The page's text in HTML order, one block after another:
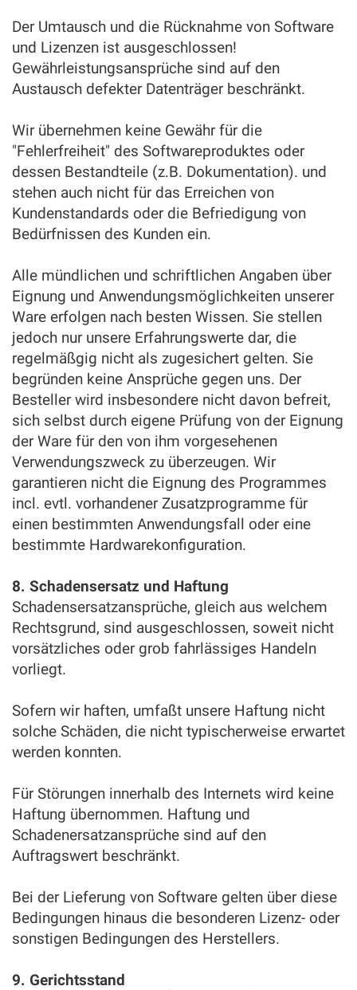
Der Umtausch und die Rücknahme von Software
und Lizenzen ist ausgeschlossen!
Gewährleistungsansprüche sind auf den
Austausch defekter Datenträger beschränkt.
Wir übernehmen keine Gewähr für die
"Fehlerfreiheit" des Softwareproduktes oder
dessen Bestandteile (z.B. Dokumentation). und
stehen auch nicht für das Erreichen von
Kundenstandards oder die Befriedigung von
Bedürfnissen des Kunden ein.
Alle mündlichen und schriftlichen Angaben über
Eignung und Anwendungsmöglichkeiten unserer
Ware erfolgen nach besten Wissen. Sie stellen
jedoch nur unsere Erfahrungswerte dar, die
regelmäßgig nicht als zugesichert gelten. Sie
begründen keine Ansprüche gegen uns. Der
Besteller wird insbesondere nicht davon befreit,
sich selbst durch eigene Prüfung von der Eignung
der Ware für den von ihm vorgesehenen
Verwendungszweck zu überzeugen. Wir
garantieren nicht die Eignung des Programmes
incl. evtl. vorhandener Zusatzprogramme für
einen bestimmten Anwendungsfall oder eine
bestimmte Hardwarekonfiguration.
8. Schadensersatz und Haftung
Schadensersatzansprüche, gleich aus welchem
Rechtsgrund, sind ausgeschlossen, soweit nicht
vorsätzliches oder grob fahrlässiges Handeln
vorliegt.
Sofern wir haften, umfaßt unsere Haftung nicht
solche Schäden, die nicht typischerweise erwartet
werden konnten.
Für Störungen innerhalb des Internets wird keine
Haftung übernommen. Haftung und
Schadenersatzansprüche sind auf den
Auftragswert beschränkt.
Bei der Lieferung von Software gelten über diese
Bedingungen hinaus die besonderen Lizenz- oder
sonstigen Bedingungen des Herstellers.
9. Gerichtsstand